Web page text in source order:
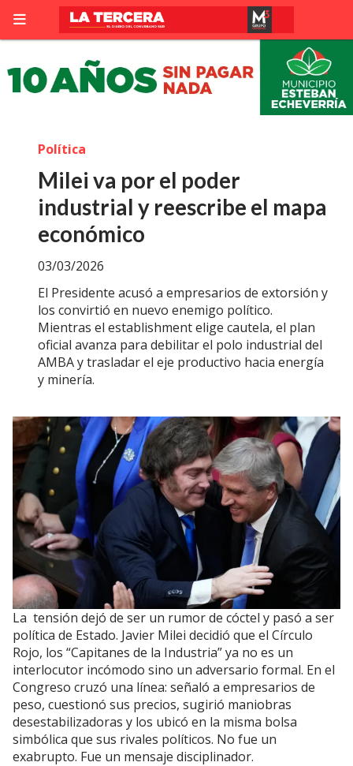
Milei va por el poder
industrial y reescribe el mapa
económico
El Presidente acusó a empresarios de extorsión y
los convirtió en nuevo enemigo político.
Mientras el establishment elige cautela, el plan
oficial avanza para debilitar el polo industrial del
AMBA y trasladar el eje productivo hacia energía
y minería.
Política
03/03/2026
La tensión dejó de ser un rumor de cóctel y pasó a ser
política de Estado. Javier Milei decidió que el Círculo
Rojo, los “Capitanes de la Industria” ya no es un
interlocutor incómodo sino un adversario formal. En el
Congreso cruzó una línea: señaló a empresarios de
peso, cuestionó sus precios, sugirió maniobras
desestabilizadoras y los ubicó en la misma bolsa
simbólica que sus rivales políticos. No fue un
exabrupto. Fue un mensaje disciplinador.